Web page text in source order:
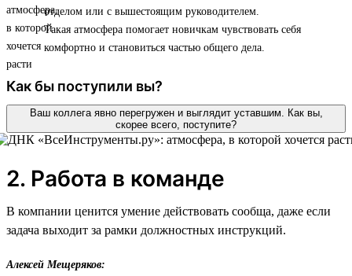
отделом или с вышестоящим руководителем.
Такая атмосфера помогает новичкам чувствовать себя
комфортно и становиться частью общего дела.
Как бы поступили вы?
Ваш коллега явно перегружен и выглядит уставшим. Как вы,
скорее всего, поступите?
2. Работа в команде
В компании ценится умение действовать сообща, даже если
задача выходит за рамки должностных инструкций.
Алексей Мещеряков: